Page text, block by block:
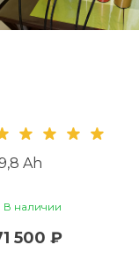
Ah
В наличии
500 ₽